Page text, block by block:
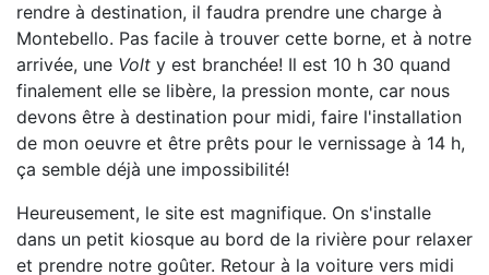
rendre à destination, il faudra prendre une charge à
Montebello. Pas facile à trouver cette borne, et à notre
arrivée, une Volt y est branchée! Il est 10 h 30 quand
finalement elle se libère, la pression monte, car nous
devons être à destination pour midi, faire l'installation
de mon oeuvre et être prêts pour le vernissage à 14 h,
ça semble déjà une impossibilité!
Heureusement, le site est magnifique. On s'installe
dans un petit kiosque au bord de la rivière pour relaxer
et prendre notre goûter. Retour à la voiture vers midi